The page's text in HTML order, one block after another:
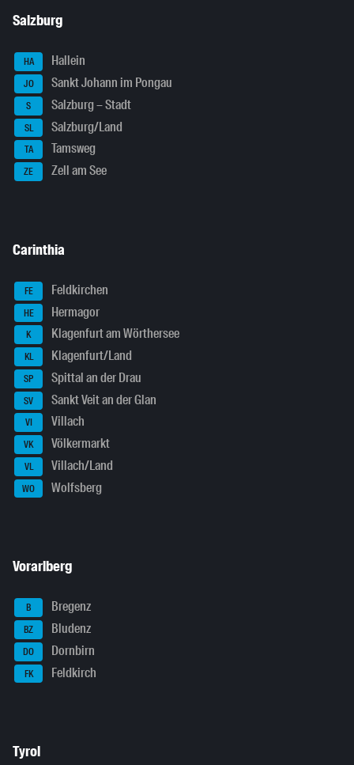
Salzburg
HA Hallein
JO Sankt Johann im Pongau
S Salzburg – Stadt
SL Salzburg/Land
TA Tamsweg
ZE Zell am See
Carinthia
FE Feldkirchen
HE Hermagor
K Klagenfurt am Wörthersee
KL Klagenfurt/Land
SP Spittal an der Drau
SV Sankt Veit an der Glan
VI Villach
VK Völkermarkt
VL Villach/Land
WO Wolfsberg
Vorarlberg
B Bregenz
BZ Bludenz
DO Dornbirn
FK Feldkirch
Tyrol